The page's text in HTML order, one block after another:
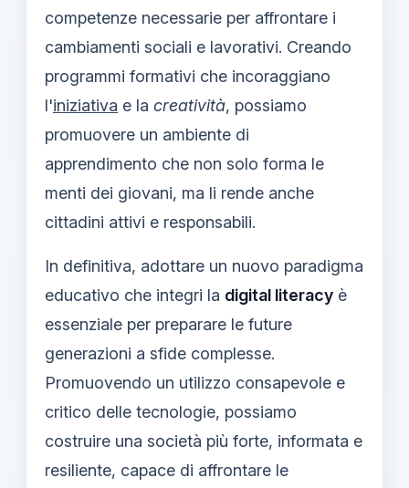
competenze necessarie per affrontare i
cambiamenti sociali e lavorativi. Creando
programmi formativi che incoraggiano
l'iniziativa e la creatività, possiamo
promuovere un ambiente di
apprendimento che non solo forma le
menti dei giovani, ma li rende anche
cittadini attivi e responsabili.
In definitiva, adottare un nuovo paradigma
educativo che integri la digital literacy è
essenziale per preparare le future
generazioni a sfide complesse.
Promuovendo un utilizzo consapevole e
critico delle tecnologie, possiamo
costruire una società più forte, informata e
resiliente, capace di affrontare le